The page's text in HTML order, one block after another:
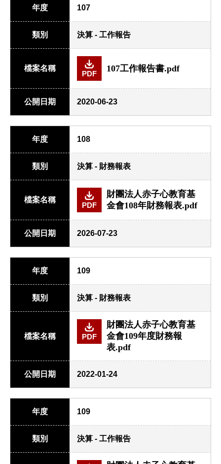
年度 107
類別 決算 - 工作報告
檔案名稱
PDF
107工作報告書.pdf
公開日期 2020-06-23
年度 108
類別 決算 - 財務報表
檔案名稱
PDF
財團法人赤子心教育基
金會108年財務報表.pdf
公開日期 2026-07-23
年度 109
類別 決算 - 財務報表
檔案名稱 PDF
財團法人赤子心教育基
金會109年度財務報
表.pdf
公開日期 2022-01-24
年度 109
類別 決算 - 工作報告